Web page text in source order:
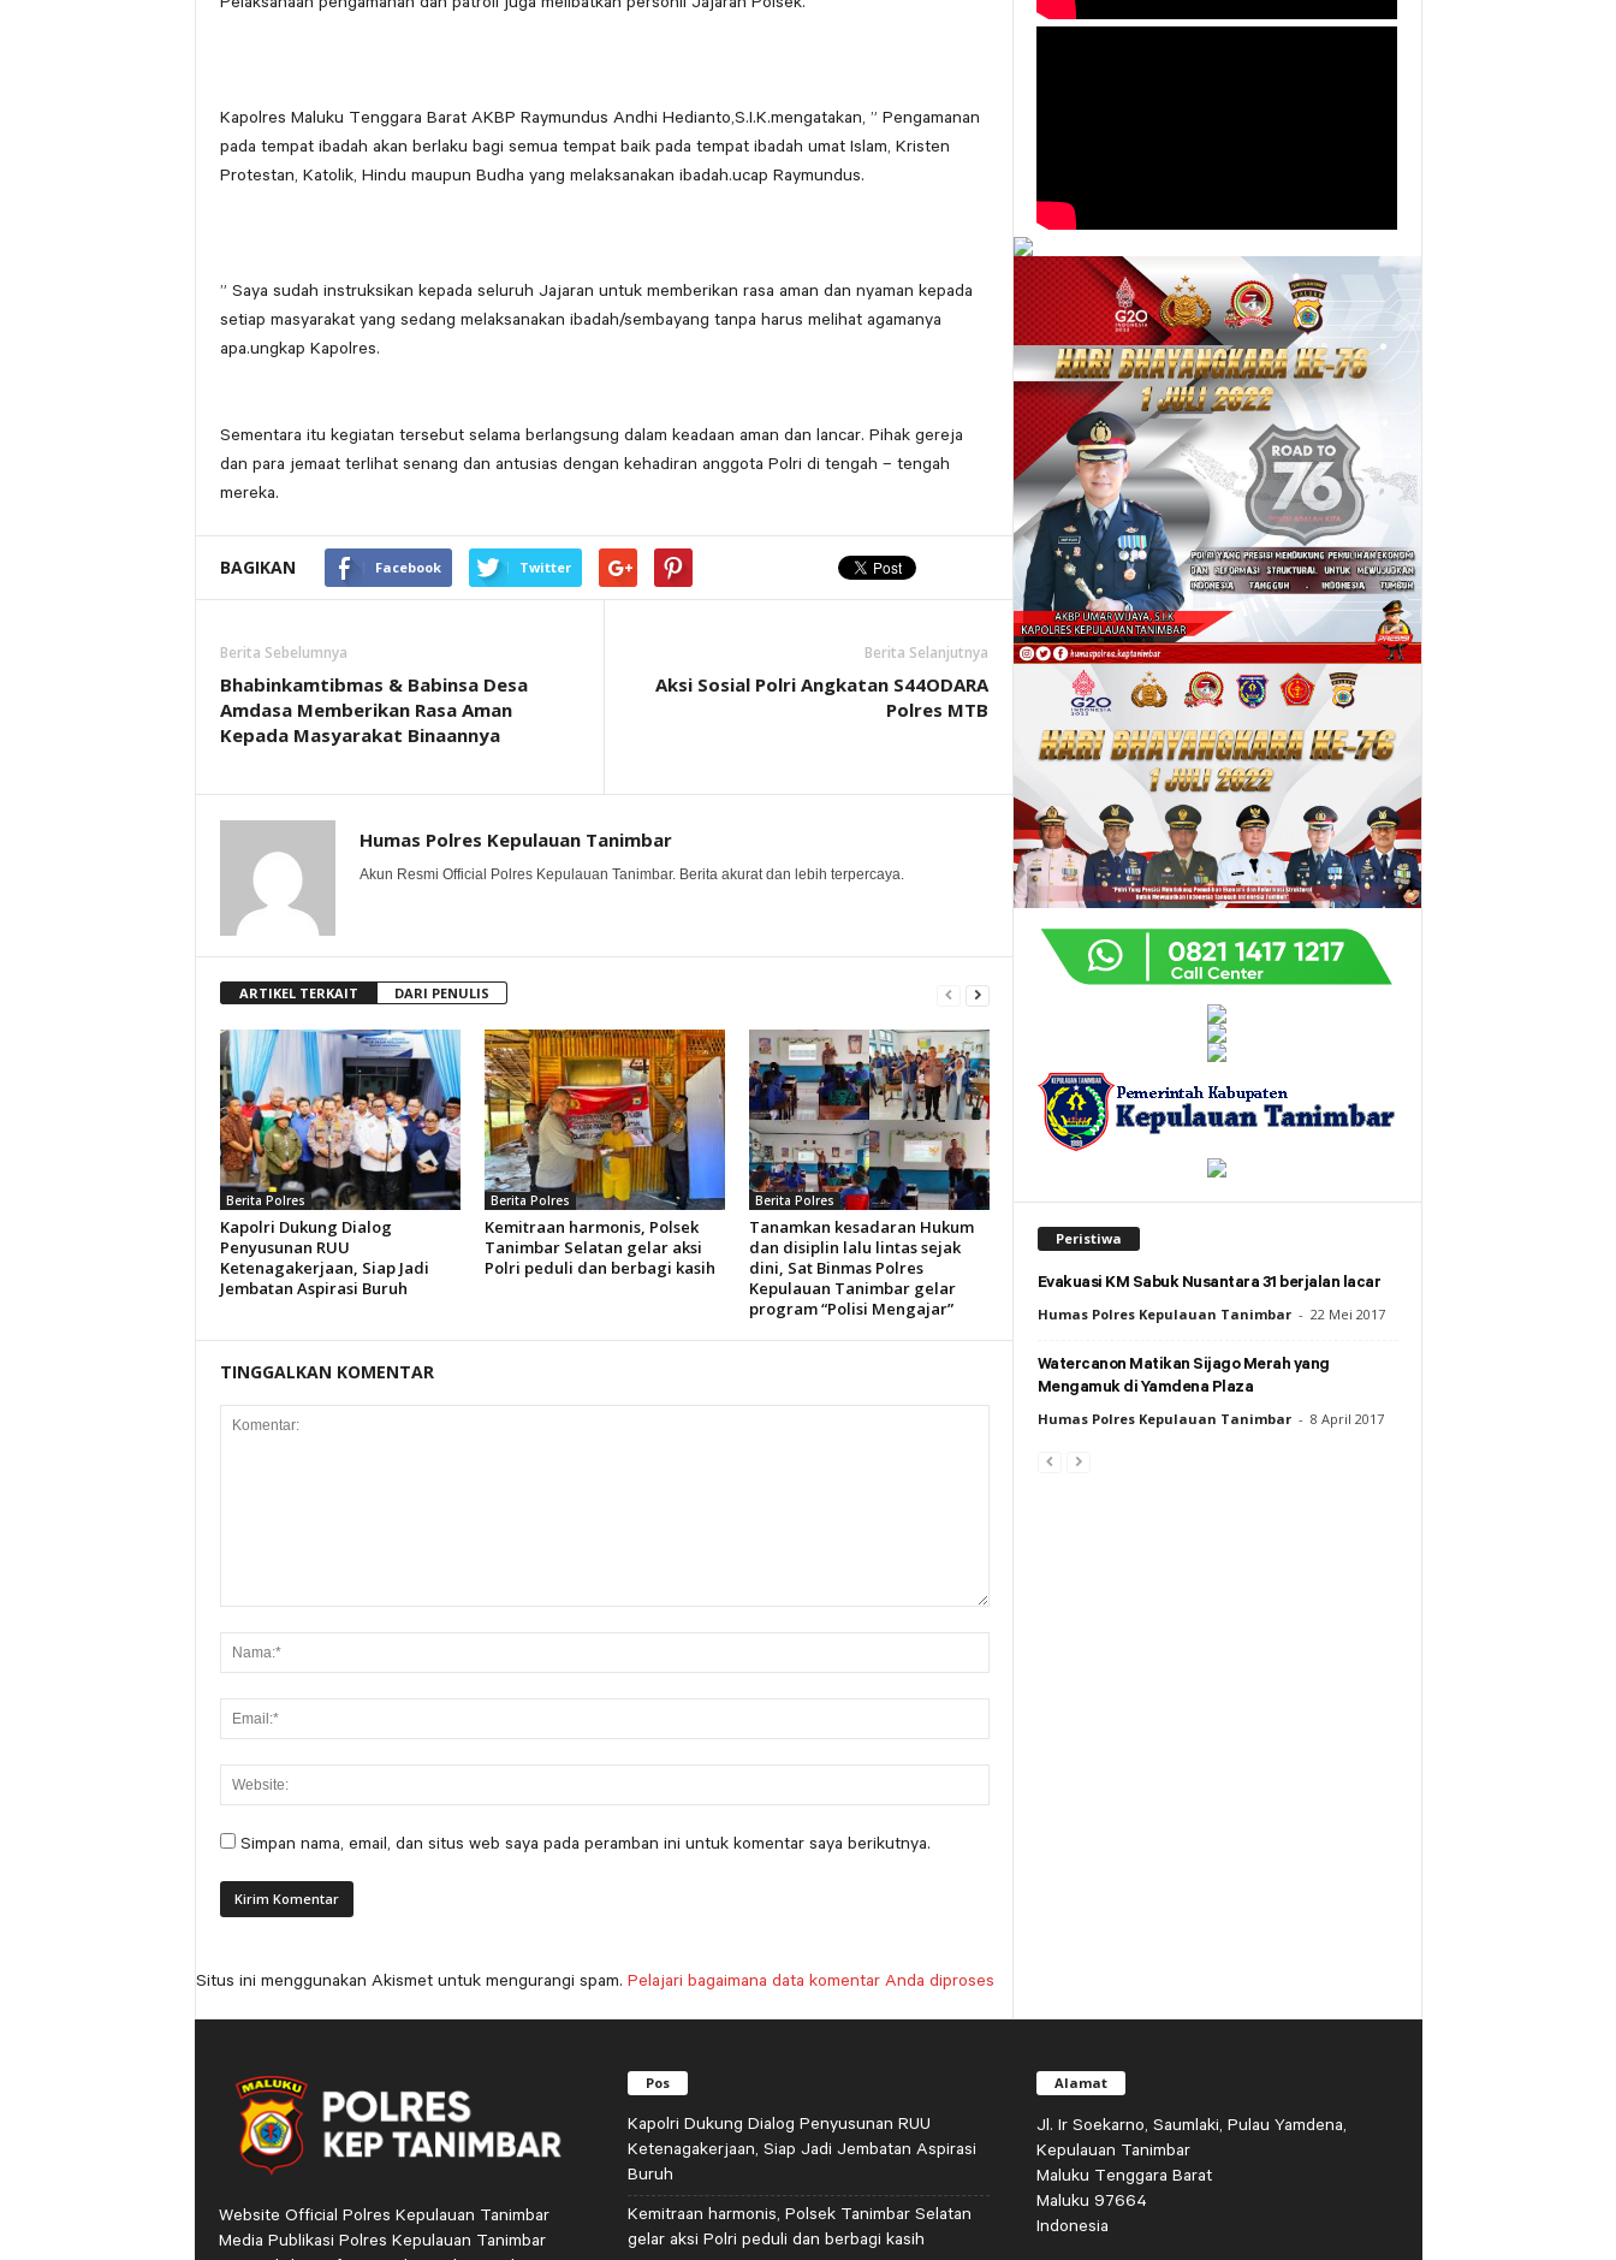
Kapolres Maluku Tenggara Barat AKBP Raymundus Andhi Hedianto,S.I.K.mengatakan, ” Pengamanan
pada tempat ibadah akan berlaku bagi semua tempat baik pada tempat ibadah umat Islam, Kristen
Protestan, Katolik, Hindu maupun Budha yang melaksanakan ibadah.ucap Raymundus.
” Saya sudah instruksikan kepada seluruh Jajaran untuk memberikan rasa aman dan nyaman kepada
setiap masyarakat yang sedang melaksanakan ibadah/sembayang tanpa harus melihat agamanya
apa.ungkap Kapolres.
Sementara itu kegiatan tersebut selama berlangsung dalam keadaan aman dan lancar. Pihak gereja
dan para jemaat terlihat senang dan antusias dengan kehadiran anggota Polri di tengah – tengah
mereka.
BAGIKAN Facebook Twitter
Berita Sebelumnya
Bhabinkamtibmas & Babinsa Desa
Amdasa Memberikan Rasa Aman
Kepada Masyarakat Binaannya
Berita Selanjutnya
Aksi Sosial Polri Angkatan S44ODARA
Polres MTB
Humas Polres Kepulauan Tanimbar
Akun Resmi Official Polres Kepulauan Tanimbar. Berita akurat dan lebih terpercaya.
ARTIKEL TERKAIT DARI PENULIS
Berita Polres
Kapolri Dukung Dialog
Penyusunan RUU
Ketenagakerjaan, Siap Jadi
Jembatan Aspirasi Buruh
Berita Polres
Kemitraan harmonis, Polsek
Tanimbar Selatan gelar aksi
Polri peduli dan berbagi kasih
Berita Polres
Tanamkan kesadaran Hukum
dan disiplin lalu lintas sejak
dini, Sat Binmas Polres
Kepulauan Tanimbar gelar
program “Polisi Mengajar”
TINGGALKAN KOMENTAR
Simpan nama, email, dan situs web saya pada peramban ini untuk komentar saya berikutnya.
Situs ini menggunakan Akismet untuk mengurangi spam. Pelajari bagaimana data komentar Anda diproses
Peristiwa
Evakuasi KM Sabuk Nusantara 31 berjalan lacar
Humas Polres Kepulauan Tanimbar - 22 Mei 2017
Watercanon Matikan Sijago Merah yang
Mengamuk di Yamdena Plaza
Humas Polres Kepulauan Tanimbar - 8 April 2017
Website Official Polres Kepulauan Tanimbar
Media Publikasi Polres Kepulauan Tanimbar
Pos
Kapolri Dukung Dialog Penyusunan RUU
Ketenagakerjaan, Siap Jadi Jembatan Aspirasi
Buruh
Kemitraan harmonis, Polsek Tanimbar Selatan
gelar aksi Polri peduli dan berbagi kasih
Alamat
Jl. Ir Soekarno, Saumlaki, Pulau Yamdena,
Kepulauan Tanimbar
Maluku Tenggara Barat
Maluku 97664
Indonesia